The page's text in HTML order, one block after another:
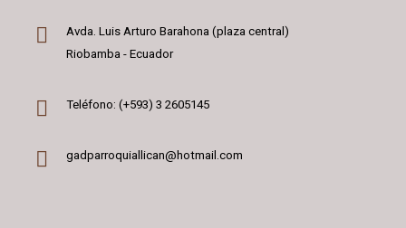
Avda. Luis Arturo Barahona (plaza central)
Riobamba - Ecuador
Teléfono: (+593) 3 2605145
gadparroquiallican@hotmail.com